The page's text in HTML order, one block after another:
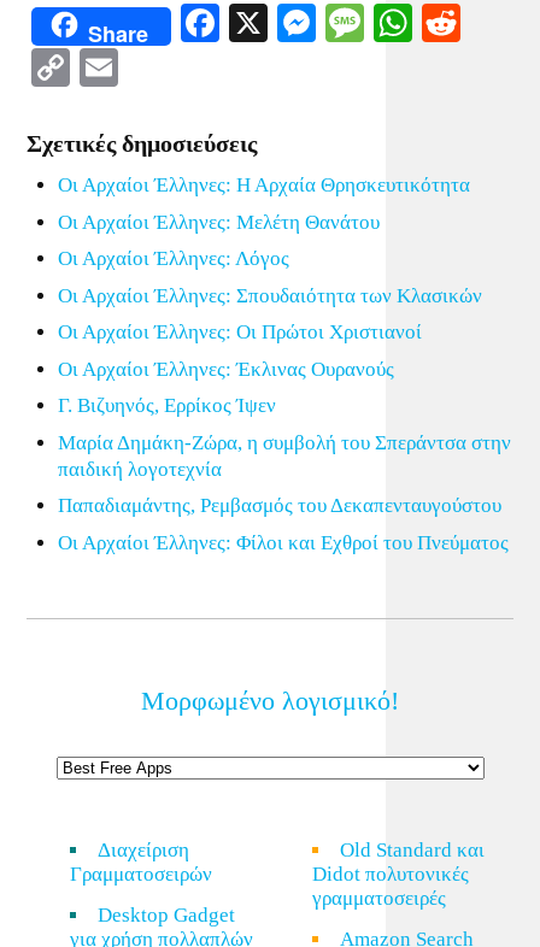
Share Facebook
X Messenger
Message
Copy
Σχετικές δημοσιεύσεις
Οι Αρχαίοι Έλληνες: Η Αρχαία Θρησκευτικότητα
Οι Αρχαίοι Έλληνες: Μελέτη Θανάτου
Οι Αρχαίοι Έλληνες: Λόγος
Οι Αρχαίοι Έλληνες: Σπουδαιότητα των Κλασικών
Οι Αρχαίοι Έλληνες: Οι Πρώτοι Χριστιανοί
Οι Αρχαίοι Έλληνες: Έκλινας Ουρανούς
Γ. Βιζυηνός, Ερρίκος Ίψεν
Μαρία Δημάκη-Ζώρα, η συμβολή του Σπεράντσα στην
παιδική λογοτεχνία
Παπαδιαμάντης, Ρεμβασμός του Δεκαπενταυγούστου
Οι Αρχαίοι Έλληνες: Φίλοι και Εχθροί του Πνεύματος
Μορφωμένο λογισμικό!
Διαχείριση
Γραμματοσειρών
Desktop Gadget
για χρήση πολλαπλών
Old Standard και
Didot πολυτονικές
γραμματοσειρές
Amazon Search